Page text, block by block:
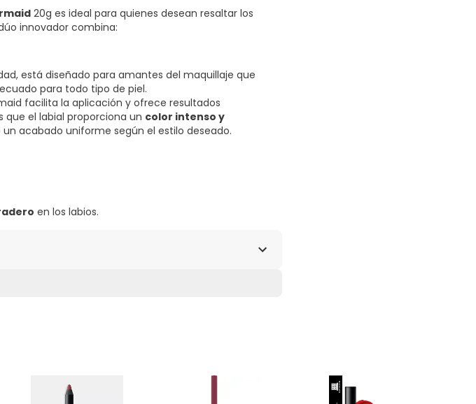
20g es ideal para quienes desean resaltar los
innovador combina:
está diseñado para amantes del maquillaje que
para todo tipo de piel.
facilita la aplicación y ofrece resultados
que el labial proporciona un color intenso y
acabado uniforme según el estilo deseado.
en los labios.